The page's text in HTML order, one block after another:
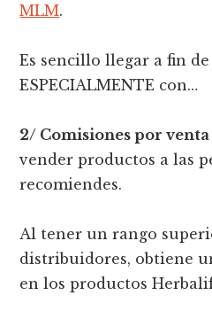
MLM.
Es sencillo llegar a fin de
ESPECIALMENTE con…
2/ Comisiones por
vender productos a las
recomiendes.
Al tener un rango
distribuidores, obtiene
en los productos